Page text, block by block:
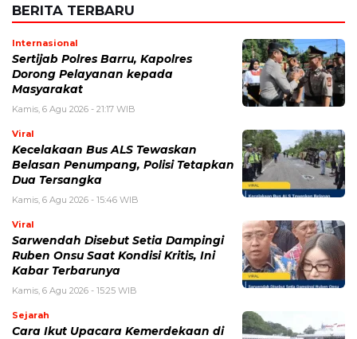
BERITA TERBARU
Internasional
Sertijab Polres Barru, Kapolres
Dorong Pelayanan kepada
Masyarakat
Kamis, 6 Agu 2026 - 21:17 WIB
Viral
Kecelakaan Bus ALS Tewaskan
Belasan Penumpang, Polisi Tetapkan
Dua Tersangka
Kamis, 6 Agu 2026 - 15:46 WIB
Viral
Sarwendah Disebut Setia Dampingi
Ruben Onsu Saat Kondisi Kritis, Ini
Kabar Terbarunya
Kamis, 6 Agu 2026 - 15:25 WIB
Sejarah
Cara Ikut Upacara Kemerdekaan di